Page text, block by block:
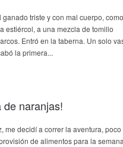
triste y con mal cuerpo, como
estiércol, a una mezcla de tomillo
Entró en la taberna. Un solo
la primera...
de naranjas!
me decidí a correr la aventura, poco
de alimentos para la